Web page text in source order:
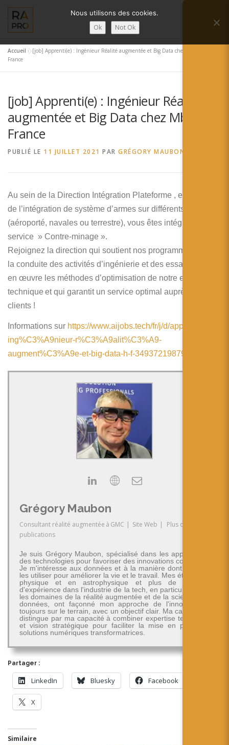
contenu
Menu
LA RÉALITÉ AUGMENTÉE ?
SERVICES RA’PRO ACTUALITÉ DE LA RA
CONTACTS
Deutsch
日本語
Español
Accueil »[job] Apprenti(e) : Ingénieur Réalité augmentée et Big Data chez Mbda
France
[job] Apprenti(e) : Ingénieur Réalité
augmentée et Big Data chez Mbda
France
PUBLIÉ LE 11 JUILLET 2021 PAR GRÉGORY MAUBON
Au sein de la Direction Intégration Plateforme , en charge
de l’intégration de système d’armes sur différents porteur
(aéroporté, navales ou terrestre), vous êtes intégré(e) au
service » Contre-minage ».
Rejoignez la direction qui soutient nos programmes dans
la conduite des activités d’ingénierie et des essais, qui met
en œuvre les méthodes d’optimisation de notre excellence
technique et qui garantit un service optimal auprès de nos
clients !
Informations sur https://www.aijobs.tech/fr/j/d/apprenti-e-
ing%C3%A9nieur-r%C3%A9alit%C3%A9-
augment%C3%A9e-et-big-data-h-f-3493721987909/
Grégory Maubon
Consultant réalité augmentée à GMC | Site Web |
Plus de
publications
Je suis Grégory Maubon, spécialisé dans les applications
des technologies pour favoriser des innovations concrètes.
Je m'intéresse aux données et à la manière dont on peut
les utiliser pour améliorer la vie et le travail. Mes études en
physique et en astrophysique et plus de 30 ans
d'expérience dans l'industrie de la tech, en particulier dans
les domaines de la réalité augmentée et de la science des
données, ont façonné mon approche de l'innovation -
toujours sur le terrain, avec un objectif clair. Ma carrière se
distingue par ma capacité à combiner expertise technique
et vision stratégique pour faciliter la mise en place de
solutions numériques transformatrices.
Partager :
LinkedIn Bluesky Facebook
X
Similaire
Nous utilisons des cookies.
Ok Not Ok